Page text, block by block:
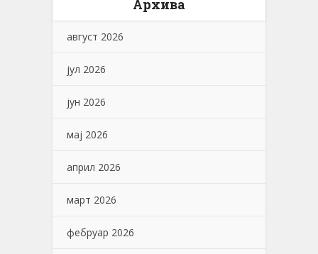
Архива
август 2026
јул 2026
јун 2026
мај 2026
април 2026
март 2026
фебруар 2026